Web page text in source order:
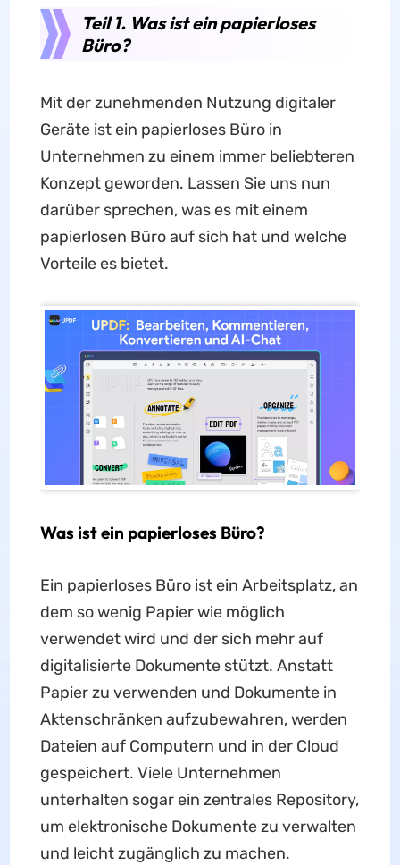
Teil 1. Was ist ein papierloses
Büro?
Mit der zunehmenden Nutzung digitaler
Geräte ist ein papierloses Büro in
Unternehmen zu einem immer beliebteren
Konzept geworden. Lassen Sie uns nun
darüber sprechen, was es mit einem
papierlosen Büro auf sich hat und welche
Vorteile es bietet.
Was ist ein papierloses Büro?
Ein papierloses Büro ist ein Arbeitsplatz, an
dem so wenig Papier wie möglich
verwendet wird und der sich mehr auf
digitalisierte Dokumente stützt. Anstatt
Papier zu verwenden und Dokumente in
Aktenschränken aufzubewahren, werden
Dateien auf Computern und in der Cloud
gespeichert. Viele Unternehmen
unterhalten sogar ein zentrales Repository,
um elektronische Dokumente zu verwalten
und leicht zugänglich zu machen.